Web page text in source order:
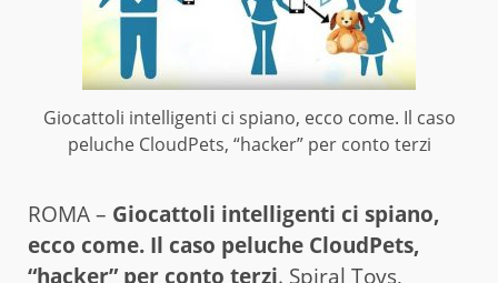
Giocattoli intelligenti ci spiano, ecco come. Il caso
peluche CloudPets, “hacker” per conto terzi
ROMA – Giocattoli intelligenti ci spiano,
ecco come. Il caso peluche CloudPets,
“hacker” per conto terzi. Spiral Toys,